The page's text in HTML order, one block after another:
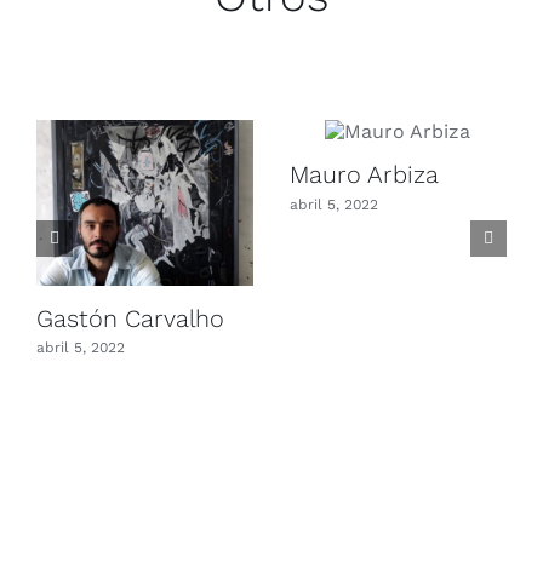
Gastón Carvalho
abril 5, 2022
Mauro Arbiza
abril 5, 2022